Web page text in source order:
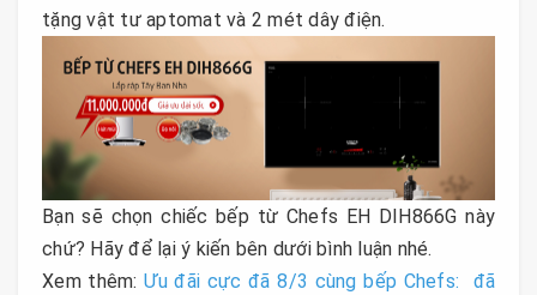
tặng vật tư aptomat và 2 mét dây điện.
Bạn sẽ chọn chiếc bếp từ Chefs EH DIH866G này
chứ? Hãy để lại ý kiến bên dưới bình luận nhé.
Xem thêm:Ưu đãi cực đã 8/3 cùng bếp Chefs: đã